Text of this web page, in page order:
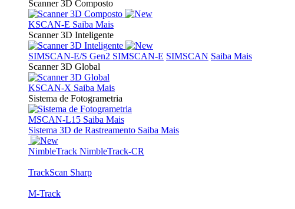
Scanner 3D Composto
KSCAN-E Saiba Mais
Scanner 3D Inteligente
SIMSCAN-E/S Gen2 SIMSCAN-E SIMSCAN Saiba Mais
Scanner 3D Global
KSCAN-X Saiba Mais
Sistema de Fotogrametria
MSCAN-L15 Saiba Mais
Sistema 3D de Rastreamento Saiba Mais
NimbleTrack NimbleTrack-CR
TrackScan Sharp
M-Track